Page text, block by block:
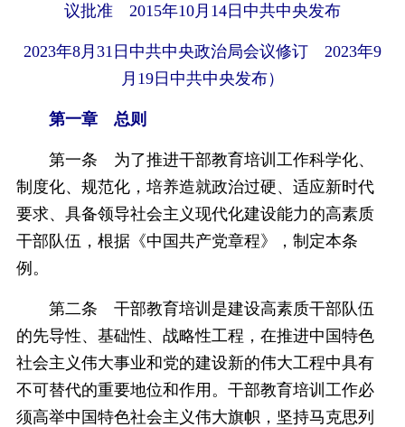
议批准 2015年10月14日中共中央发布
2023年8月31日中共中央政治局会议修订 2023年9
月19日中共中央发布）
第一章 总则
第一条 为了推进干部教育培训工作科学化、
制度化、规范化，培养造就政治过硬、适应新时代
要求、具备领导社会主义现代化建设能力的高素质
干部队伍，根据《中国共产党章程》，制定本条
例。
第二条 干部教育培训是建设高素质干部队伍
的先导性、基础性、战略性工程，在推进中国特色
社会主义伟大事业和党的建设新的伟大工程中具有
不可替代的重要地位和作用。干部教育培训工作必
须高举中国特色社会主义伟大旗帜，坚持马克思列